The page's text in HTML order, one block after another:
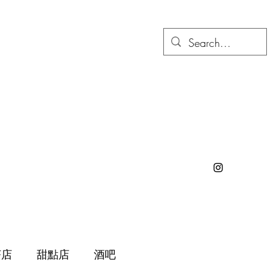
甜點店 酒吧